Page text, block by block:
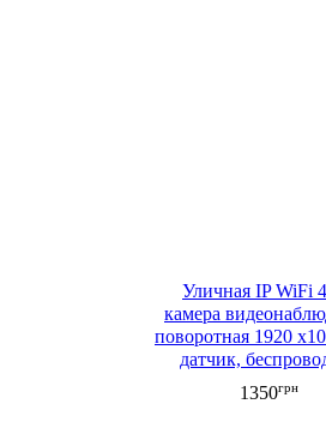
Уличная IP WiFi
камера
поворотная 1920
датчик,
передача,
связь
1350грн